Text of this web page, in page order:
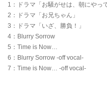
1：ドラマ「お騒がせは、朝にやっ
2：ドラマ「お兄ちゃん」
3：ドラマ「いざ、勝負！」
4：Blurry Sorrow
5：Time is Now…
6：Blurry Sorrow -off vocal-
7：Time is Now… -off vocal-